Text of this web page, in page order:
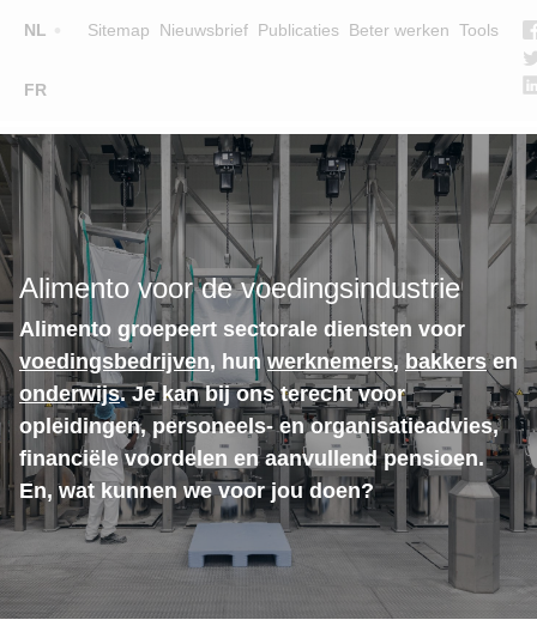
NL
FR
Sitemap Nieuwsbrief Publicaties Beter werken Tools
Main
navigation
OPLEIDINGEN
LESGEVERS
WIE ZIJN WE
TEAM
CONTACT
ZOEK EEN OPLEIDING
Alimento voor de voedingsindustrie
Alimento groepeert sectorale diensten voor
voedingsbedrijven, hunwerknemers, bakkersen
onderwijs. Je kan bij ons terecht voor
opleidingen, personeels- en organisatieadvies,
financiële voordelen en aanvullend pensioen.
En, wat kunnen we voor jou doen?